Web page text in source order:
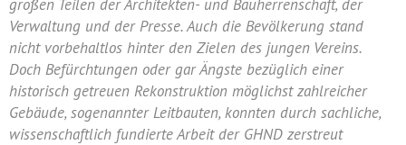
Neumarkt
Dresden
großen Teilen der Architekten- und Bauherrenschaft, der
Verwaltung und der Presse. Auch die Bevölkerung stand
nicht vorbehaltlos hinter den Zielen des jungen Vereins.
Doch Befürchtungen oder gar Ängste bezüglich einer
historisch getreuen Rekonstruktion möglichst zahlreicher
Gebäude, sogenannter Leitbauten, konnten durch sachliche,
wissenschaftlich fundierte Arbeit der GHND zerstreut